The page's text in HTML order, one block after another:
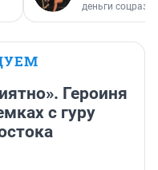
деньги
Героиня
с гуру